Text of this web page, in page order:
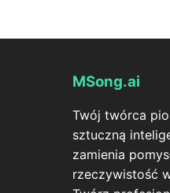
MSong.ai
Twój twórca
sztuczną
zamienia
rzeczywistość